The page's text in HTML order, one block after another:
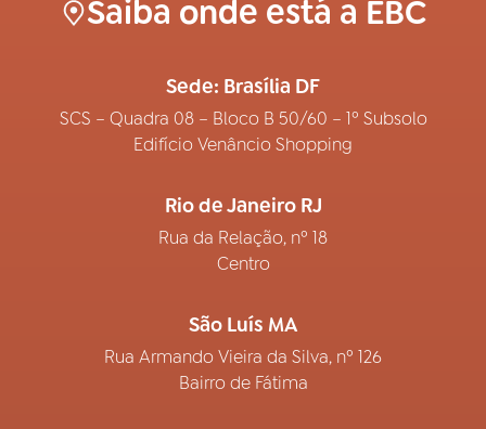
Saiba onde está a EBC
Sede: Brasília DF
SCS – Quadra 08 – Bloco B 50/60 – 1º Subsolo
Edifício Venâncio Shopping
Rio de Janeiro RJ
Rua da Relação, nº 18
Centro
São Luís MA
Rua Armando Vieira da Silva, nº 126
Bairro de Fátima